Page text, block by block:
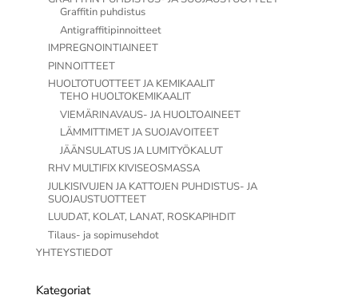
Graffitin puhdistus
Antigraffitipinnoitteet
IMPREGNOINTIAINEET
PINNOITTEET
HUOLTOTUOTTEET JA KEMIKAALIT
TEHO HUOLTOKEMIKAALIT
VIEMÄRINAVAUS- JA HUOLTOAINEET
LÄMMITTIMET JA SUOJAVOITEET
JÄÄNSULATUS JA LUMITYÖKALUT
RHV MULTIFIX KIVISEOSMASSA
JULKISIVUJEN JA KATTOJEN PUHDISTUS- JA
SUOJAUSTUOTTEET
LUUDAT, KOLAT, LANAT, ROSKAPIHDIT
Tilaus- ja sopimusehdot
YHTEYSTIEDOT
Kategoriat